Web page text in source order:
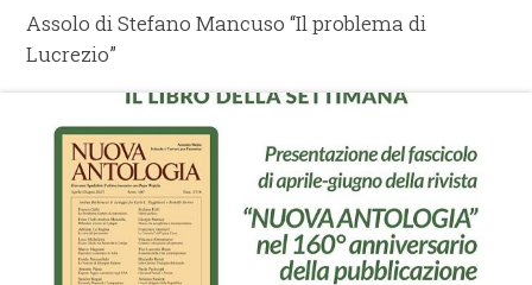
Assolo di Stefano Mancuso “Il problema di
Lucrezio”